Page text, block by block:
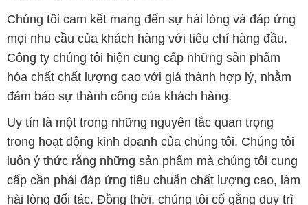
Chúng tôi cam kết mang đến sự hài lòng và đáp ứng
mọi nhu cầu của khách hàng với tiêu chí hàng đầu.
Công ty chúng tôi hiện cung cấp những sản phẩm
hóa chất chất lượng cao với giá thành hợp lý, nhằm
đảm bảo sự thành công của khách hàng.
Uy tín là một trong những nguyên tắc quan trọng
trong hoạt động kinh doanh của chúng tôi. Chúng tôi
luôn ý thức rằng những sản phẩm mà chúng tôi cung
cấp cần phải đáp ứng tiêu chuẩn chất lượng cao, làm
hài lòng đối tác. Đồng thời, chúng tôi cố gắng duy trì